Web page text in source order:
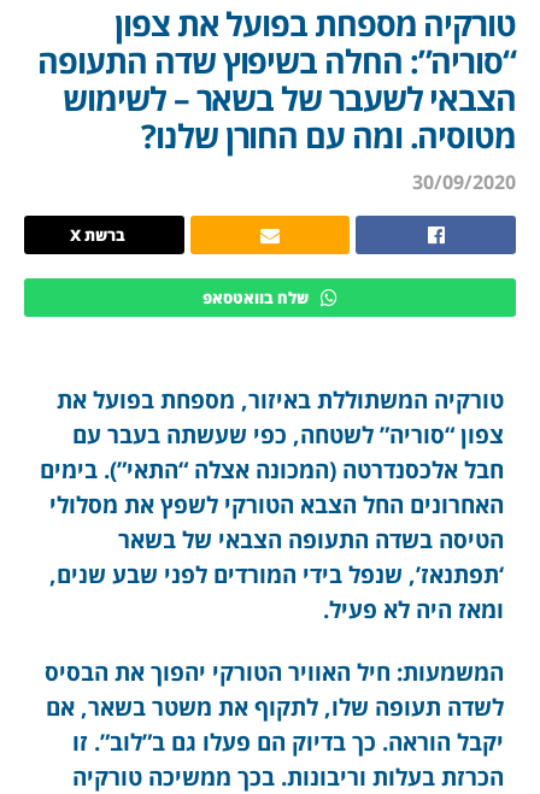
טורקיה מספחת בפועל את צפון
“סוריה”: החלה בשיפוץ שדה התעופה
הצבאי לשעבר של בשאר – לשימוש
מטוסיה. ומה עם החורן שלנו?
30/09/2020
ברשת X
שלח בוואטסאפ
טורקיה המשתוללת באיזור, מספחת בפועל את
צפון “סוריה” לשטחה, כפי שעשתה בעבר עם
חבל אלכסנדרטה (המכונה אצלה “התאי”). בימים
האחרונים החל הצבא הטורקי לשפץ את מסלולי
הטיסה בשדה התעופה הצבאי של בשאר
‘תפתנאז’, שנפל בידי המורדים לפני שבע שנים,
ומאז היה לא פעיל.
המשמעות: חיל האוויר הטורקי יהפוך את הבסיס
לשדה תעופה שלו, לתקוף את משטר בשאר, אם
יקבל הוראה. כך בדיוק הם פעלו גם ב”לוב”. זו
הכרזת בעלות וריבונות. בכך ממשיכה טורקיה